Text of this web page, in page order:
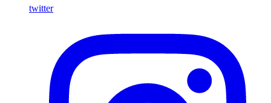
twitter